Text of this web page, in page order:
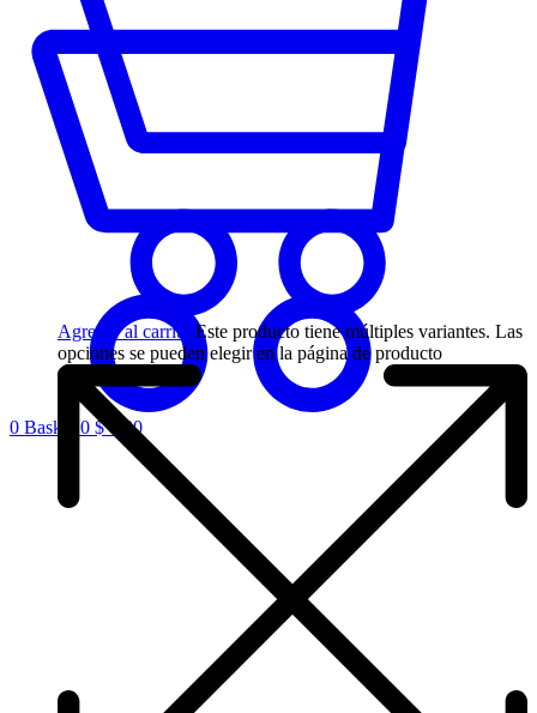
0 Basket 0 $0,00
Agregar al carrito
Este producto tiene múltiples variantes. Las
opciones se pueden elegir en la página de producto